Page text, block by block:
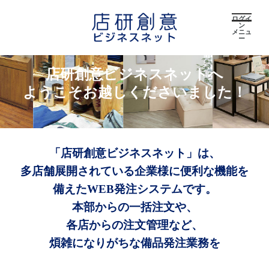
ログイ
ン
メニュ
ー
店研創意ビジネスネットへ
ようこそお越しくださいました！
「店研創意ビジネスネット」は、
多店舗展開されている企業様に便利な機能を
備えたWEB発注システムです。
本部からの一括注文や、
各店からの注文管理など、
煩雑になりがちな備品発注業務を